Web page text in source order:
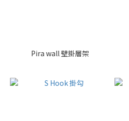
Pira wall 壁掛層架